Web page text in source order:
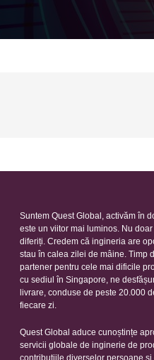
Suntem Quest Global, activăm în
este un viitor mai luminos. Nu
diferiți. Credem că ingineria are
stau în calea zilei de mâine. Timp
partener pentru cele mai dificile
cu sediul în Singapore, ne
livrare, conduse de peste 20.000
fiecare zi.
Quest Global aduce cunoștințe
servicii globale de inginerie de
contribuțiile diverselor persoane